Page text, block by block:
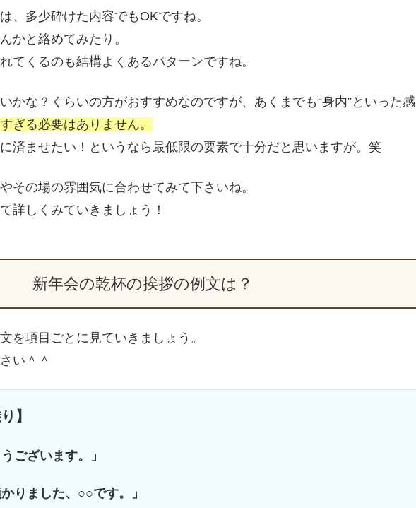
、多少砕けた内容でもOKですね。
かと絡めてみたり。
てくるのも結構よくあるパターンですね。
かな？くらいの方がおすすめなのですが、あくまでも“身内”といった感
ぎる必要はありません。
済ませたい！というなら最低限の要素で十分だと思いますが。笑
その場の雰囲気に合わせてみて下さいね。
詳しくみていきましょう！
新年会の乾杯の挨拶の例文は？
を項目ごとに見ていきましょう。
い＾＾
】
ございます。」
りました、○○です。」